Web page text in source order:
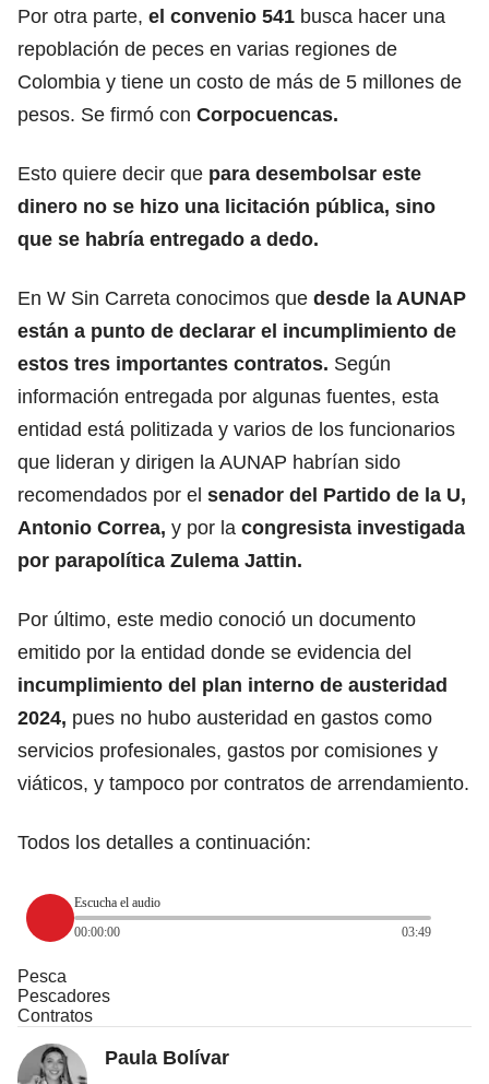
Por otra parte, el convenio 541 busca hacer una
repoblación de peces en varias regiones de
Colombia y tiene un costo de más de 5 millones de
pesos. Se firmó con Corpocuencas.
Esto quiere decir que para desembolsar este
dinero no se hizo una licitación pública, sino
que se habría entregado a dedo.
En W Sin Carreta conocimos que desde la AUNAP
están a punto de declarar el incumplimiento de
estos tres importantes contratos. Según
información entregada por algunas fuentes, esta
entidad está politizada y varios de los funcionarios
que lideran y dirigen la AUNAP habrían sido
recomendados por el senador del Partido de la U,
Antonio Correa, y por la congresista investigada
por parapolítica Zulema Jattin.
Por último, este medio conoció un documento
emitido por la entidad donde se evidencia del
incumplimiento del plan interno de austeridad
2024, pues no hubo austeridad en gastos como
servicios profesionales, gastos por comisiones y
viáticos, y tampoco por contratos de arrendamiento.
Todos los detalles a continuación:
Escucha el audio
00:00:00
03:49
Pesca
Pescadores
Contratos
Paula Bolívar